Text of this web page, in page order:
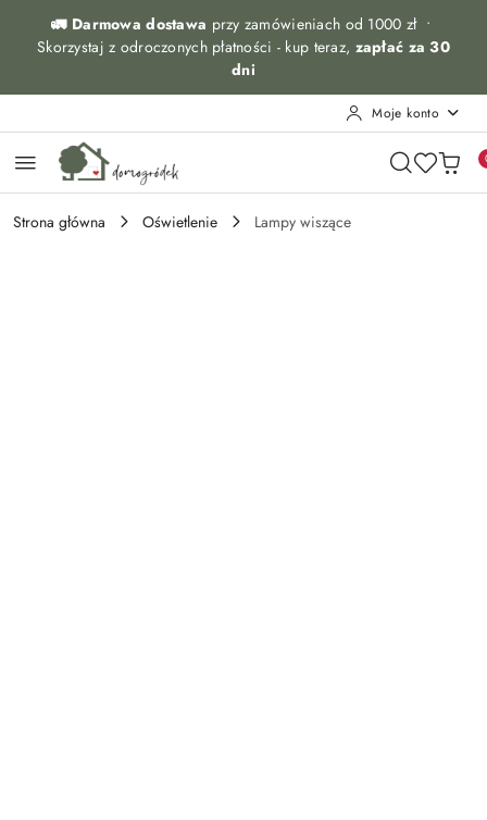
Przejdź do treści głównej
Przejdź do wyszukiwarki
Przejdź do moje konto
Przejdź do menu głównego
Przejdź do opisu produktu
Przejdź do stopki
🚛 Darmowa dostawa przy zamówieniach od 1000 zł •
Skorzystaj z odroczonych płatności - kup teraz, zapłać za 30
dni
Moje konto
Strona główna Oświetlenie Lampy wiszące